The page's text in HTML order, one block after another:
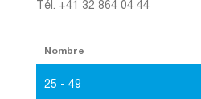
Tél. +41 32 864 04 44
Nombre
25 - 49